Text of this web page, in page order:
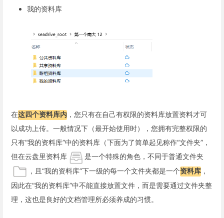
我的资料库
在这四个资料库内 ，您只有在自己有权限的资料库放置资料才可
以成功上传。一般情况下（最开始使用时），您拥有完整权限的
只有“我的资料库”中的资料库（下面为了简单起见称作“文件夹”，
但在云盘里资料库
是一个特殊的角色，不同于普通文件夹
，且“我的资料库”下一级的每一个文件夹都是一个资料库 ，
因此在“我的资料库”中不能直接放置文件，而是需要通过文件夹整
理，这也是良好的文档管理所必须养成的习惯。